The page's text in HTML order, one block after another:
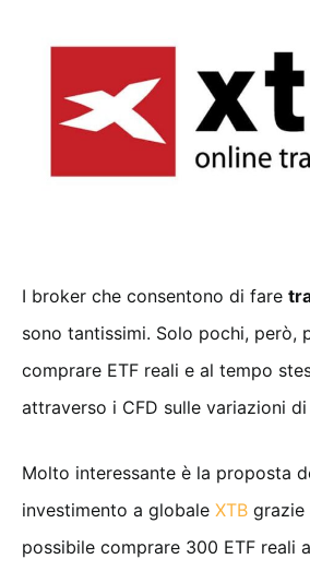
I broker che consentono di fare
sono tantissimi. Solo pochi, però,
comprare ETF reali e al tempo
attraverso i CFD sulle variazioni
Molto interessante è la proposta
investimento a globale XTB grazie
possibile comprare 300 ETF reali